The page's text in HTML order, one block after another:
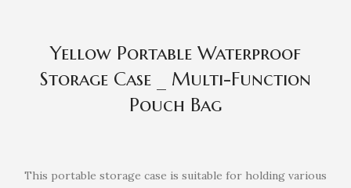
Yellow Portable Waterproof
Storage Case _ Multi-Function
Pouch Bag
This portable storage case is suitable for holding various